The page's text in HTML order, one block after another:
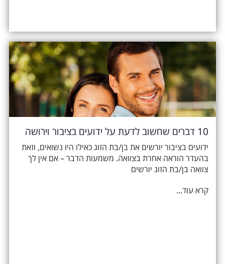
10 דברים שחשוב לדעת על ידועים בציבור וירושה
ידועים בציבור יורשים את בן/בת הזוג כאילו היו נשואים, וזאת
בהעדר הוראה אחרת בצוואה. משמעות הדבר – אם אין לך
צוואה בן/בת הזוג יורשים
קרא עוד...